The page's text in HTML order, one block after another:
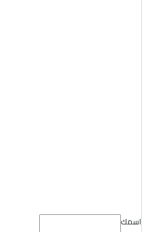
اسمك